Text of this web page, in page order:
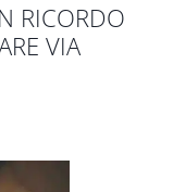
RICORDO
VIA